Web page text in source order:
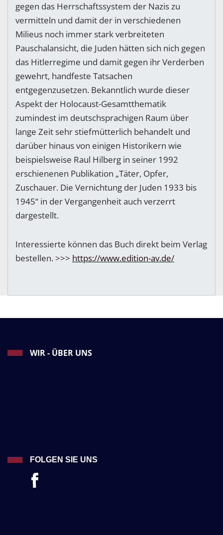
gegen das Herrschaftssystem der Nazis zu
vermitteln und damit der in verschiedenen
Milieus noch immer stark verbreiteten
Pauschalansicht, die Juden hätten sich nich gegen
das Hitlerregime und damit gegen ihr Verderben
gewehrt, handfeste Tatsachen
entgegenzusetzen. Bekanntlich wurde dieser
Aspekt der Holocaust-Gesamtthematik
zumindest im deutschsprachigen Raum über
lange Zeit sehr stiefmütterlich behandelt und
darüber hinaus von einigen Historikern wie
beispielsweise Raul Hilberg in seiner 1992
erschienenen Publikation „Täter, Opfer,
Zuschauer. Die Vernichtung der Juden 1933 bis
1945“ in der Vergangenheit auch verzerrt
dargestellt.
Interessierte können das Buch direkt beim Verlag
bestellen. >>> https://www.edition-av.de/
WIR - ÜBER UNS
FOLGEN SIE UNS